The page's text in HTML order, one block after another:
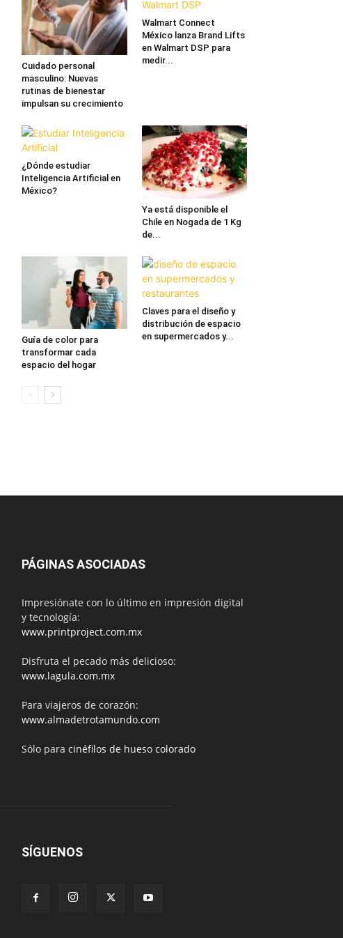
Cuidado personal
masculino: Nuevas
rutinas de bienestar
impulsan su crecimiento
Walmart Connect
México lanza Brand Lifts
en Walmart DSP para
medir...
¿Dónde estudiar
Inteligencia Artificial en
México?
Ya está disponible el
Chile en Nogada de 1 Kg
de...
Guía de color para
transformar cada
espacio del hogar
Claves para el diseño y
distribución de espacio
en supermercados y...
PÁGINAS ASOCIADAS
Impresiónate con lo último en impresión digital
y tecnología:
www.printproject.com.mx
Disfruta el pecado más delicioso:
www.lagula.com.mx
Para viajeros de corazón:
www.almadetrotamundo.com
Sólo para cinéfilos de hueso colorado
SÍGUENOS